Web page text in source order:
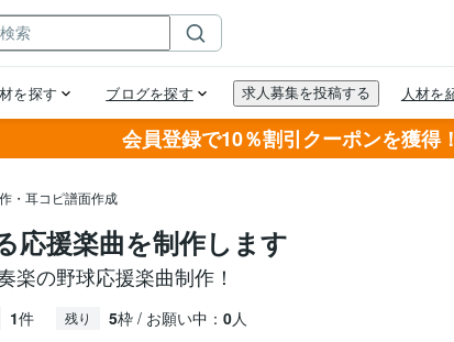
会員登録で10％割引クーポンを獲得！
・耳コピ譜面作成
応援楽曲を制作します
楽の野球応援楽曲制作！
1件 残り 5枠 / お願い中： 0人